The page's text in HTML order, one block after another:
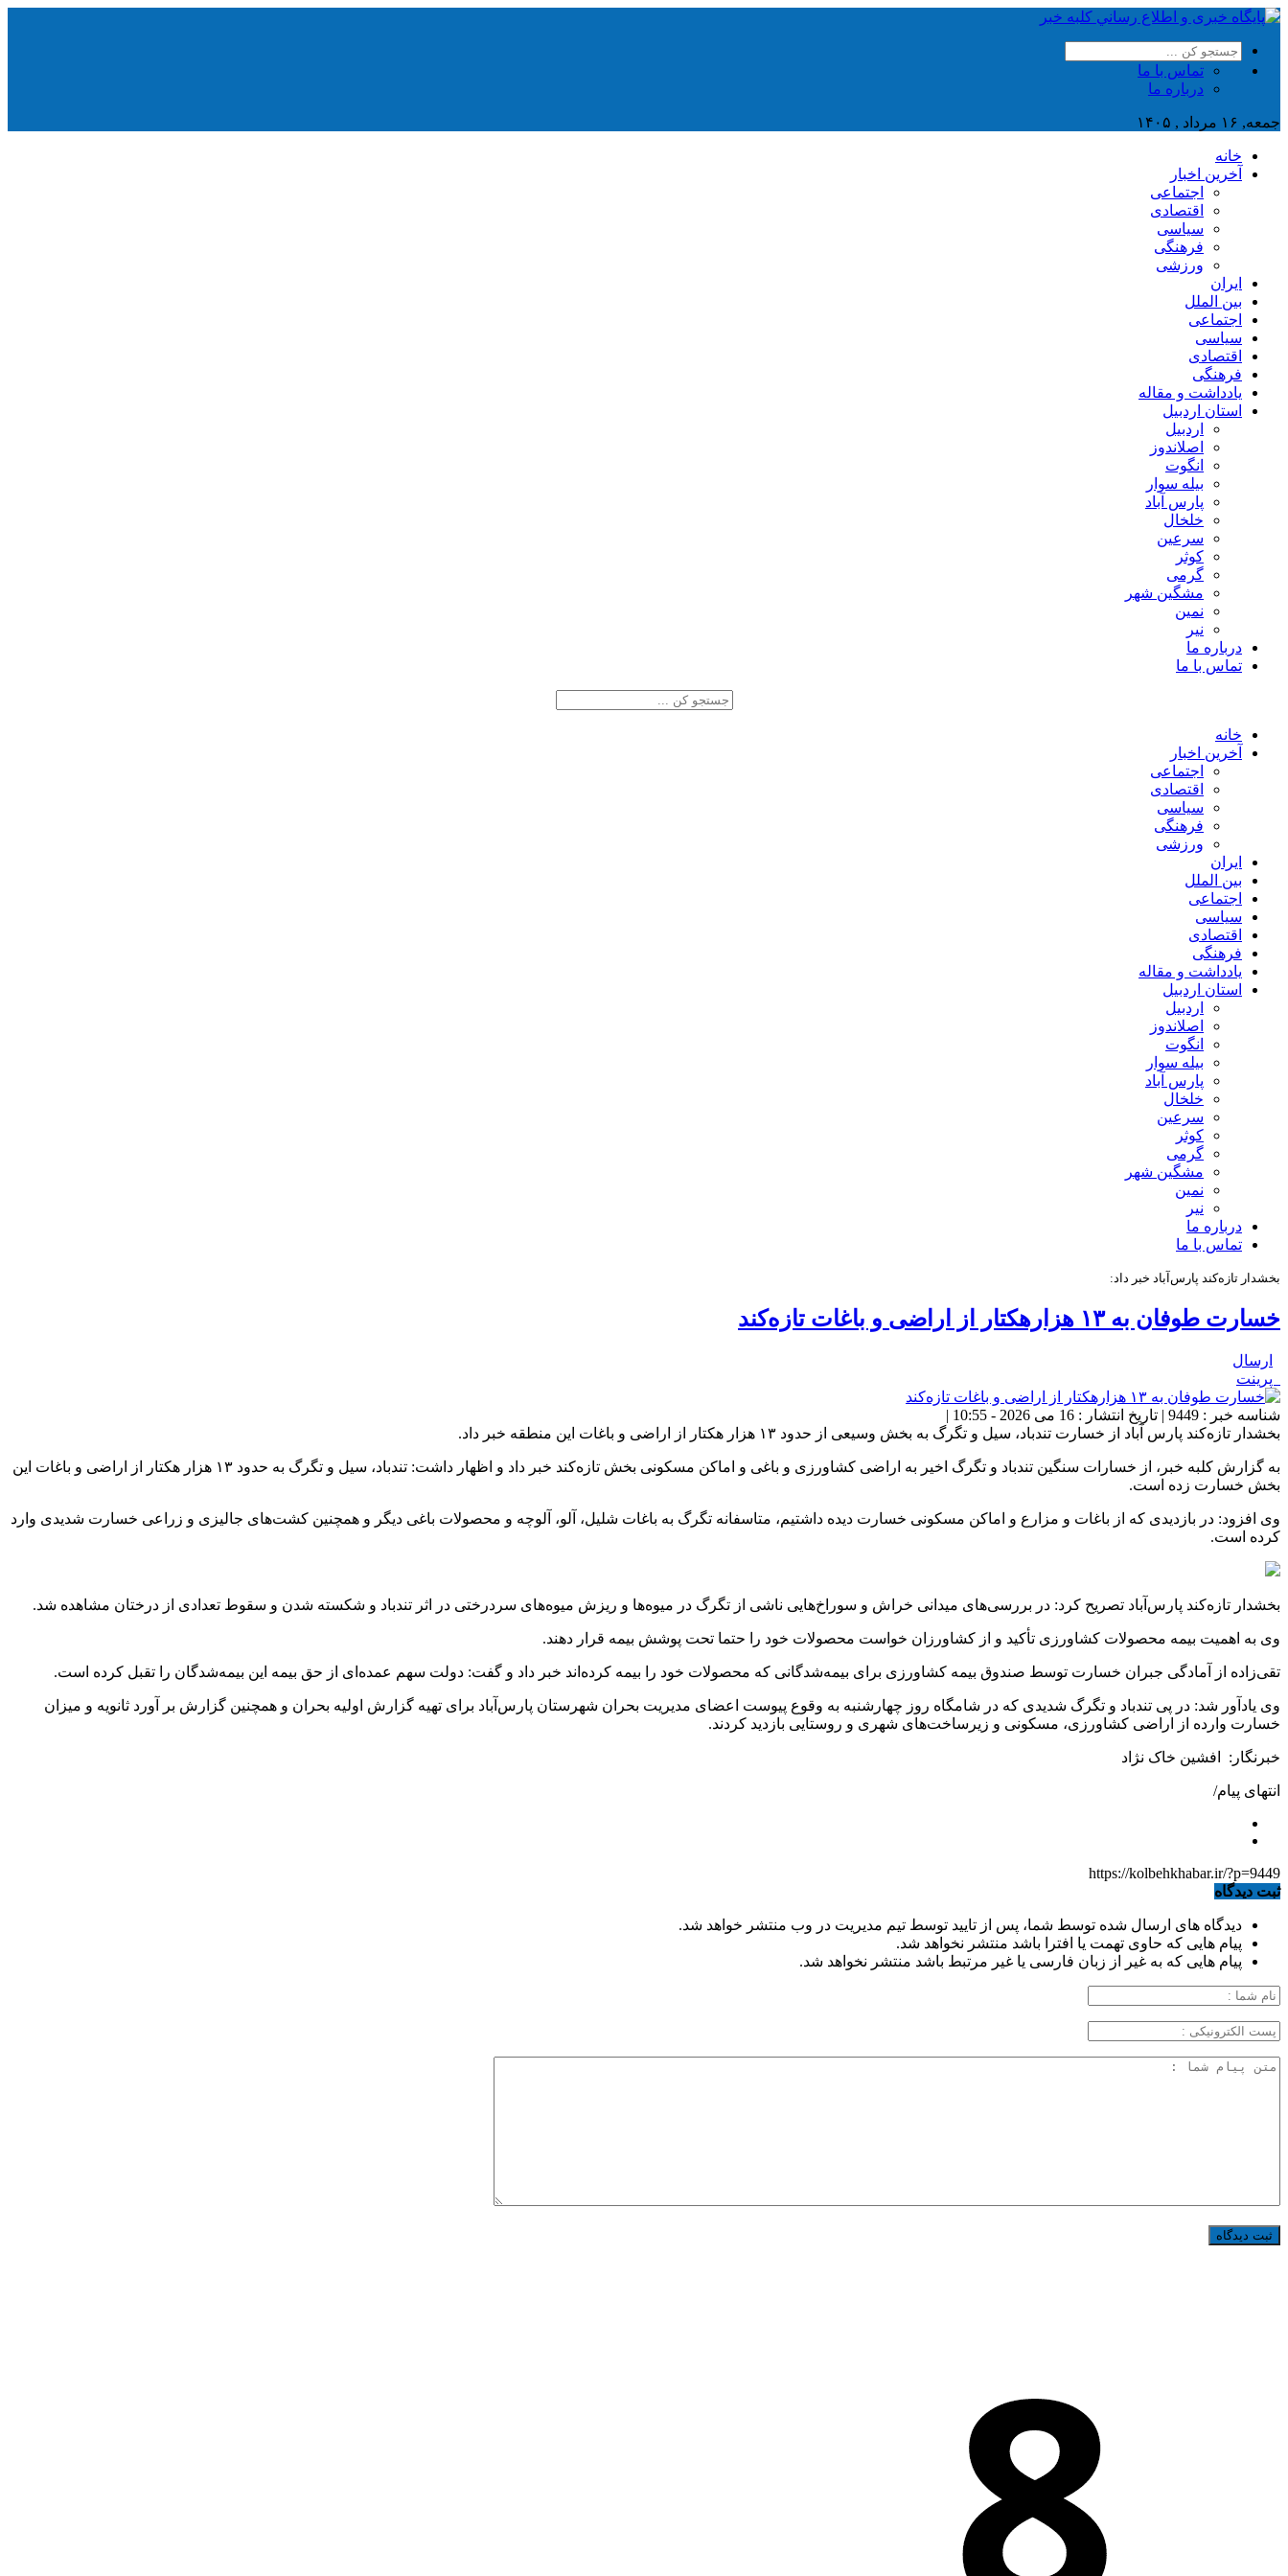
تماس با ما
درباره ما
جمعه, ۱۶ مرداد , ۱۴۰۵
خانه
آخرین اخبار
اجتماعی
اقتصادی
سیاسی
فرهنگی
ورزشی
ایران
بین الملل
اجتماعی
سیاسی
اقتصادی
فرهنگی
یادداشت و مقاله
استان اردبیل
اردبیل
اصلاندوز
انگوت
بیله سوار
پارس آباد
خلخال
سرعین
کوثر
گرمی
مشگین شهر
نمین
نیر
درباره ما
تماس با ما
خانه
آخرین اخبار
اجتماعی
اقتصادی
سیاسی
فرهنگی
ورزشی
ایران
بین الملل
اجتماعی
سیاسی
اقتصادی
فرهنگی
یادداشت و مقاله
استان اردبیل
اردبیل
اصلاندوز
انگوت
بیله سوار
پارس آباد
خلخال
سرعین
کوثر
گرمی
مشگین شهر
نمین
نیر
درباره ما
تماس با ما
بخشدار تازه‌کند پارس‌آباد خبر داد:
خسارت طوفان به ۱۳ هزارهکتار از اراضی و باغات تازه‌کند
ارسال
پرینت
شناسه خبر : 9449 | تاریخ انتشار : 16 می 2026 - 10:55 |
بخشدار تازه‌کند پارس آباد از خسارت تند‌باد، سیل و تگرگ به بخش وسیعی از حدود ۱۳ هزار هکتار از اراضی و باغات این منطقه خبر داد.
به گزارش کلبه خبر، از خسارات سنگین تندباد و تگرگ اخیر به اراضی کشاورزی و باغی و اماکن مسکونی بخش تازه‌کند خبر داد و اظهار داشت: تند‌باد، سیل و تگرگ به حدود ۱۳ هزار هکتار از اراضی و باغات این
بخش خسارت زده است.
وی افزود: در بازدیدی که از باغات و مزارع و اماکن مسکونی خسارت دیده داشتیم، متاسفانه تگرگ به باغات شلیل، آلو، آلوچه و محصولات باغی دیگر و همچنین کشت‌های جالیزی و زراعی خسارت شدیدی وارد
کرده است.
بخشدار تازه‌کند پارس‌آباد تصریح کرد: در بررسی‌های میدانی خراش و سوراخ‌هایی ناشی از تگرگ در میوه‌ها و ریزش میوه‌های سردرختی در اثر تند‌باد و شکسته شدن و سقوط تعدادی از درختان مشاهده شد.
وی به اهمیت بیمه محصولات کشاورزی تأکید و از کشاورزان خواست محصولات خود را حتما تحت پوشش بیمه قرار دهند.
تقی‌زاده از آمادگی جبران خسارت توسط صندوق بیمه کشاورزی برای بیمه‌شدگانی که محصولات خود را بیمه کرده‌اند خبر داد و گفت: دولت سهم عمده‌ای از حق بیمه این بیمه‌شدگان را تقبل کرده است.
وی یادآور شد: در پی تند‌باد و تگرگ شدیدی که در شامگاه روز چهارشنبه به وقوع پیوست اعضای مدیریت بحران شهرستان پارس‌آباد برای تهیه گزارش اولیه بحران و همچنین گزارش بر آورد ثانویه و میزان
خسارت وارده از اراضی کشاورزی، مسکونی و زیرساخت‌های شهری و روستایی بازدید کردند.
خبرنگار: افشین خاک نژاد
انتهای پیام/
https://kolbehkhabar.ir/?p=9449
ثبت دیدگاه
دیدگاه های ارسال شده توسط شما، پس از تایید توسط تیم مدیریت در وب منتشر خواهد شد.
پیام هایی که حاوی تهمت یا افترا باشد منتشر نخواهد شد.
پیام هایی که به غیر از زبان فارسی یا غیر مرتبط باشد منتشر نخواهد شد.